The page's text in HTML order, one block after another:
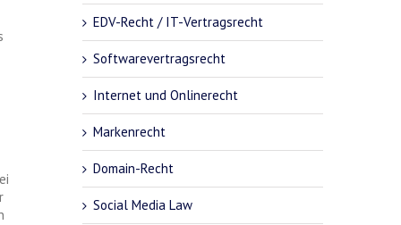
EDV-Recht / IT-Vertragsrecht
Softwarevertragsrecht
Internet und Onlinerecht
Markenrecht
Domain-Recht
Social Media Law